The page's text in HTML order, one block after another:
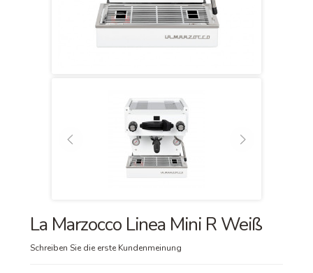
La Marzocco Linea Mini R Weiß
Schreiben Sie die erste Kundenmeinung